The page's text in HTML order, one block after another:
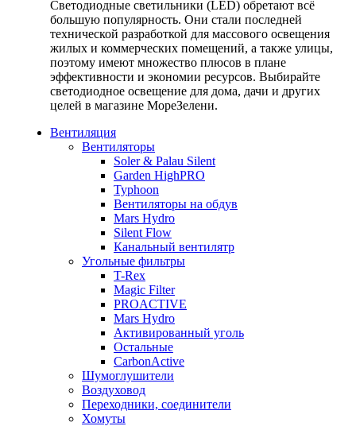
Светодиодные светильники (LED) обретают всё
большую популярность. Они стали последней
технической разработкой для массового освещения
жилых и коммерческих помещений, а также улицы,
поэтому имеют множество плюсов в плане
эффективности и экономии ресурсов. Выбирайте
светодиодное освещение для дома, дачи и других
целей в магазине МореЗелени.
Вентиляция
Вентиляторы
Soler & Palau Silent
Garden HighPRO
Typhoon
Вентиляторы на обдув
Mars Hydro
Silent Flow
Канальный вентилятр
Угольные фильтры
T-Rex
Magic Filter
PROACTIVE
Mars Hydro
Активированный уголь
Остальные
CarbonActive
Шумоглушители
Воздуховод
Переходники, соединители
Хомуты